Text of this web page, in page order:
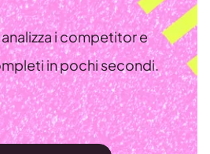
i competitor e
in pochi secondi.